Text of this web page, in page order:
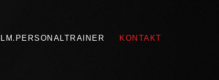
KONTAKT